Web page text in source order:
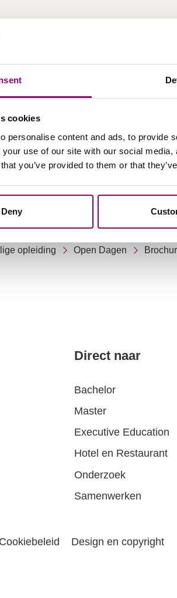
cookies
personalise content and ads, to provide
your use of our site with our social
you’ve provided to them or that
Deny
aan
opleiding Open Dagen
Direct naar
Bachelor
Master
Executive Education
Hotel en Restaurant
Onderzoek
Samenwerken
Cookiebeleid Design en copyright